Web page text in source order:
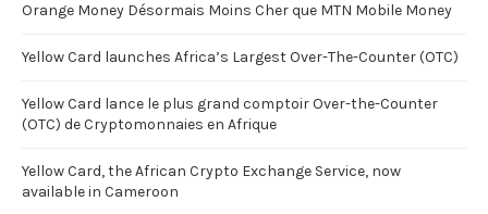
Orange Money Désormais Moins Cher que MTN Mobile Money
Yellow Card launches Africa’s Largest Over-The-Counter (OTC)
Yellow Card lance le plus grand comptoir Over-the-Counter
(OTC) de Cryptomonnaies en Afrique
Yellow Card, the African Crypto Exchange Service, now
available in Cameroon